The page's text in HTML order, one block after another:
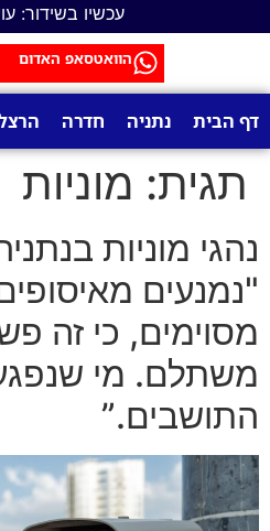
עכשיו בשידור:
הוואטסאפ האדום
דף הבית נתניה חדרה
תגית: מוניות
נהגי מוניות
"נמנעים
מסוימים, כי זה
משתלם. מי
התושבים.”